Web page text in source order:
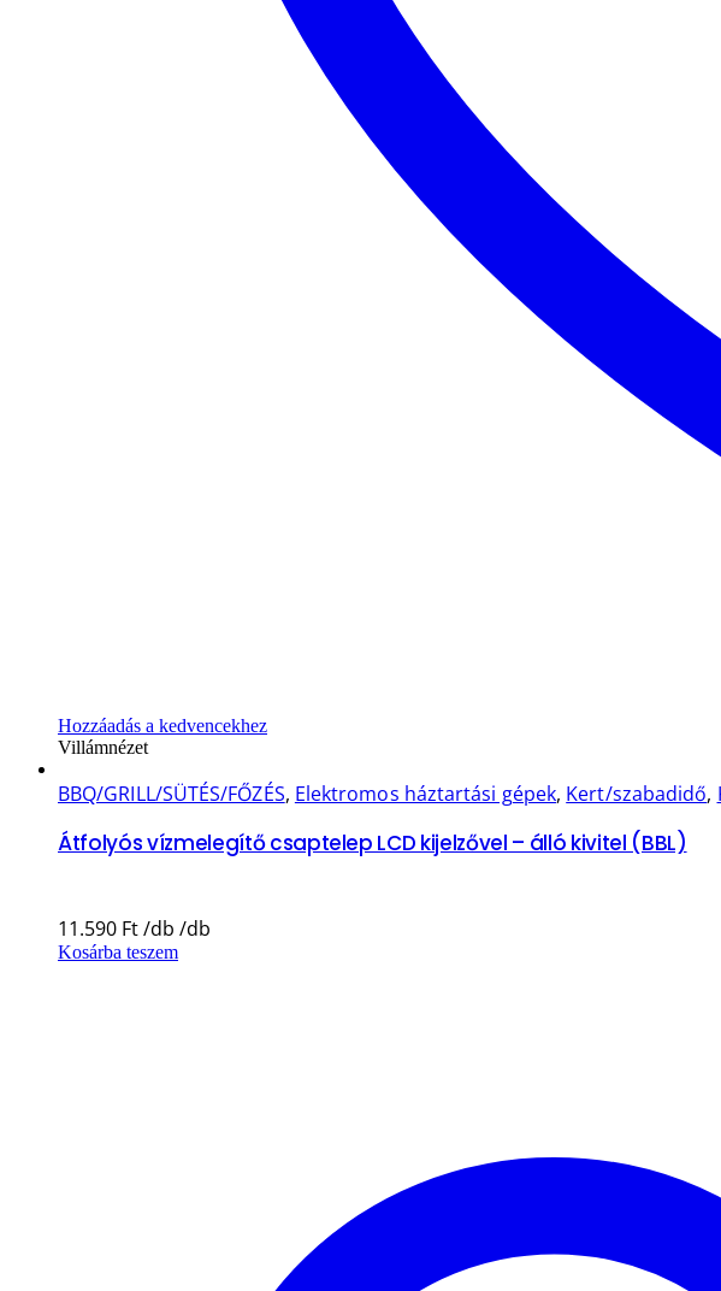
Hozzáadás a kedvencekhez
Villámnézet
BBQ/GRILL/SÜTÉS/FŐZÉS, Elektromos háztartási gépek, Kert/szabadidő,
Átfolyós vízmelegítő csaptelep LCD kijelzővel – álló kivitel (BBL)
11.590 Ft
Kosárba teszem